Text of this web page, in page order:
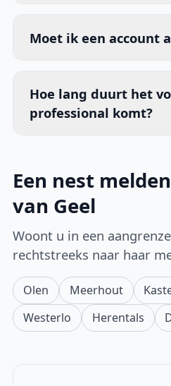
Moet ik een account
Hoe lang duurt het
professional komt?
Een nest
van Geel
Woont u in een
rechtstreeks naar haar
Olen Meerhout
Westerlo
Herentals